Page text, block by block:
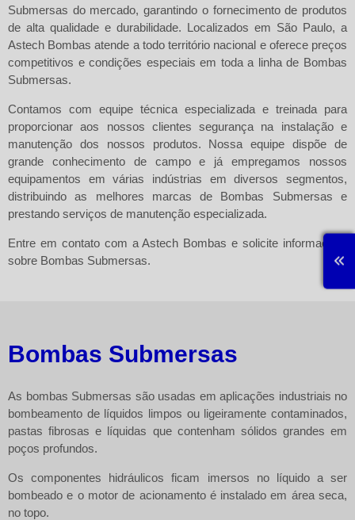
Submersas do mercado, garantindo o fornecimento de produtos
de alta qualidade e durabilidade. Localizados em São Paulo, a
Astech Bombas atende a todo território nacional e oferece preços
competitivos e condições especiais em toda a linha de Bombas
Submersas.
Contamos com equipe técnica especializada e treinada para
proporcionar aos nossos clientes segurança na instalação e
manutenção dos nossos produtos. Nossa equipe dispõe de
grande conhecimento de campo e já empregamos nossos
equipamentos em várias indústrias em diversos segmentos,
distribuindo as melhores marcas de Bombas Submersas e
prestando serviços de manutenção especializada.
Entre em contato com aAstech Bombas e solicite informações
sobre Bombas Submersas.
Bombas Submersas
As bombas Submersas são usadas em aplicações industriais no
bombeamento de líquidos limpos ou ligeiramente contaminados,
pastas fibrosas e líquidas que contenham sólidos grandes em
poços profundos.
Os componentes hidráulicos ficam imersos no líquido a ser
bombeado e o motor de acionamento é instalado em área seca,
no topo.